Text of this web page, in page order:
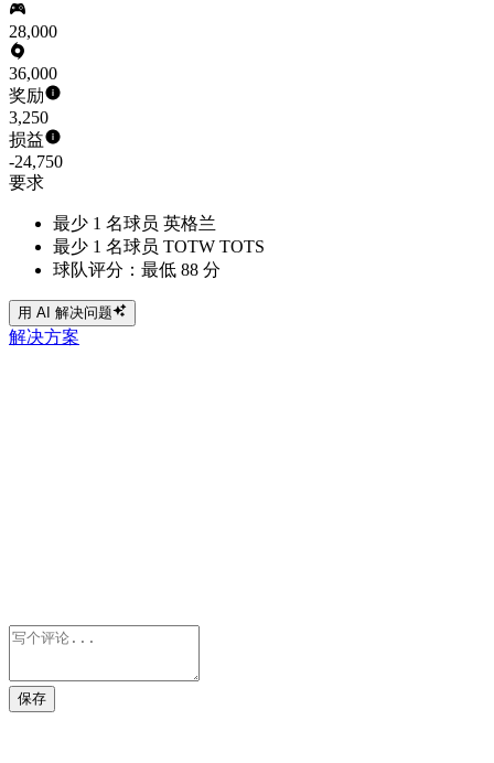
28,000
36,000
奖励
3,250
损益
-24,750
要求
最少 1 名球员 英格兰
最少 1 名球员 TOTW TOTS
球队评分：最低 88 分
用 AI 解决问题
解决方案
保存